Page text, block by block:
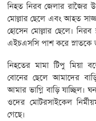
নিহত নিরব জেলার রাজৈর
মোল্লার ছেলে এবং আহত
হোসেন মোল্লার ছেলে।
এইচএসসি পাশ করে স্নাতকে
নিহতের মামা টিপু মিয়া
বোনের ছেলে আমাদের
আমার ভাগ্নি বাড়ি যাচ্ছিল।
ওদের মোটরসাইকেল
গেছে।